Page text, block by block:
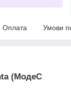
Оплата Умови
(МодеС